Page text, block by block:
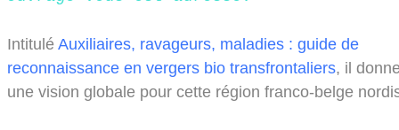
Intitulé Auxiliaires, ravageurs, maladies : guide de
reconnaissance en vergers bio transfrontaliers, il
une vision globale pour cette région franco-belge